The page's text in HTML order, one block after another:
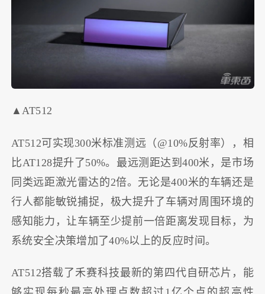
▲AT512
AT512可实现300米标准测远（@10%反射率），相
比AT128提升了50%。最远测距达到400米，是市场
同类远距激光雷达的2倍。无论是400米的车辆还是
行人都能敏锐捕捉，极大提升了车辆对周围环境的
感知能力，让车辆至少提前一倍距离发现目标，为
系统安全决策增加了40%以上的反应时间。
AT512搭载了禾赛科技最新的第四代自研芯片，能